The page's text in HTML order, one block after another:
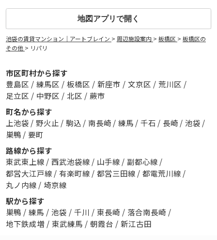
地図アプリで開く
池袋の賃貸マンション｜アートブレイン > 周辺施設案内 > 板橋区 > 板橋区の
その他 > リパリ
市区町村から探す
豊島区 / 練馬区 / 板橋区 / 新座市 / 文京区 / 荒川区 /
足立区 / 中野区 / 北区 / 蕨市
町名から探す
上池袋 / 野火止 / 駒込 / 南長崎 / 練馬 / 千石 / 長崎 / 池袋 /
巣鴨 / 要町
路線から探す
東武東上線 / 西武池袋線 / 山手線 / 副都心線 /
都営大江戸線 / 有楽町線 / 都営三田線 / 都電荒川線 /
丸ノ内線 / 埼京線
駅から探す
巣鴨 / 練馬 / 池袋 / 千川 / 東長崎 / 落合南長崎 /
地下鉄成増 / 東武練馬 / 朝霞台 / 新江古田